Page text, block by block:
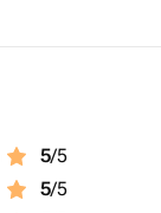
5/5
5/5